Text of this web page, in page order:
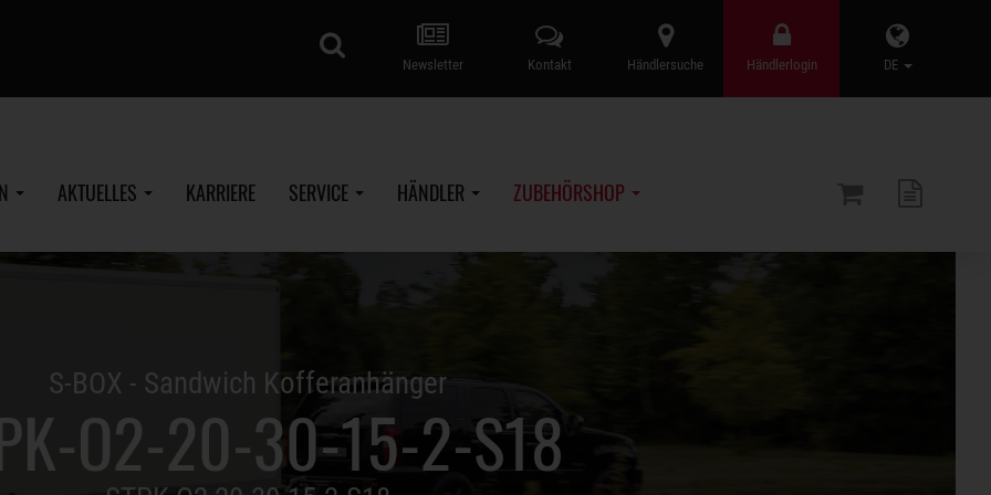
DE
Händlerlogin
Händlersuche
Kontakt
Newsletter
AKTUELLES KARRIERE SERVICE HÄNDLER ZUBEHÖRSHOP
S-BOX - Sandwich Kofferanhänger
O2-20-30-15-2-S18